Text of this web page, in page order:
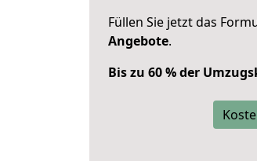
Füllen Sie jetzt das
Angebote.
Bis zu 60 % der